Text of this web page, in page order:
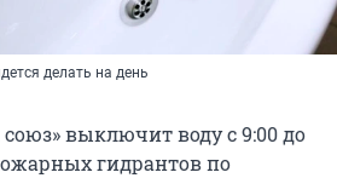
делать на день
выключит воду с 9:00 до
гидрантов по